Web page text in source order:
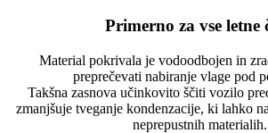
Primerno za vse letne
Material pokrivala je vodoodbojen in
preprečevati nabiranje vlage pod
Takšna zasnova učinkovito ščiti vozilo
zmanjšuje tveganje kondenzacije, ki lahko
neprepustnih materialih.